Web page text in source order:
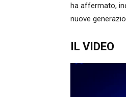
ha affermato,
nuove
IL VIDEO